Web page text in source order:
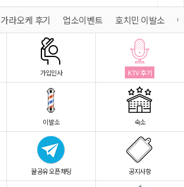
가라오케 후기 업소이벤트 호치민 이발소
가입인사 KTV 후기
이발소 숙소
꿀공유 오픈채팅 공지사항